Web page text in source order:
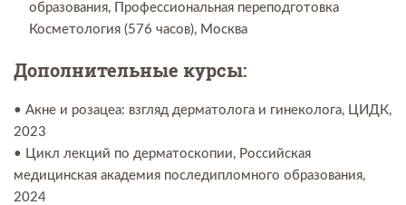
образования, Профессиональная переподготовка
Косметология (576 часов), Москва
Дополнительные курсы:
• Акне и розацеа: взгляд дерматолога и гинеколога, ЦИДК,
2023
• Цикл лекций по дерматоскопии, Российская
медицинская академия последипломного образования,
2024